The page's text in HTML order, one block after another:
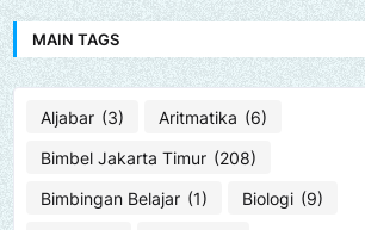
MAIN TAGS
Aljabar (3) Aritmatika (6)
Bimbel Jakarta Timur (208)
Bimbingan Belajar (1) Biologi (9)